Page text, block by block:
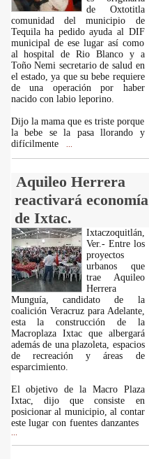
de Oxtotitla
comunidad del municipio de
Tequila ha pedido ayuda al DIF
municipal de ese lugar así como
al hospital de Rio Blanco y a
Toño Nemi secretario de salud en
el estado, ya que su bebe requiere
de una operación por haber
nacido con labio leporino.
Dijo la mama que es triste porque
la bebe se la pasa llorando y
difícilmente
Aquileo Herrera
reactivará economía
de Ixtac.
Ixtaczoquitlán,
Ver.- Entre los
proyectos
urbanos que
trae Aquileo
Herrera
Munguía, candidato de la
coalición Veracruz para Adelante,
esta la construcción de la
Macroplaza Ixtac que albergará
además de una plazoleta, espacios
de recreación y áreas de
esparcimiento.
El objetivo de la Macro Plaza
Ixtac, dijo que consiste en
posicionar al municipio, al contar
este lugar con fuentes danzantes